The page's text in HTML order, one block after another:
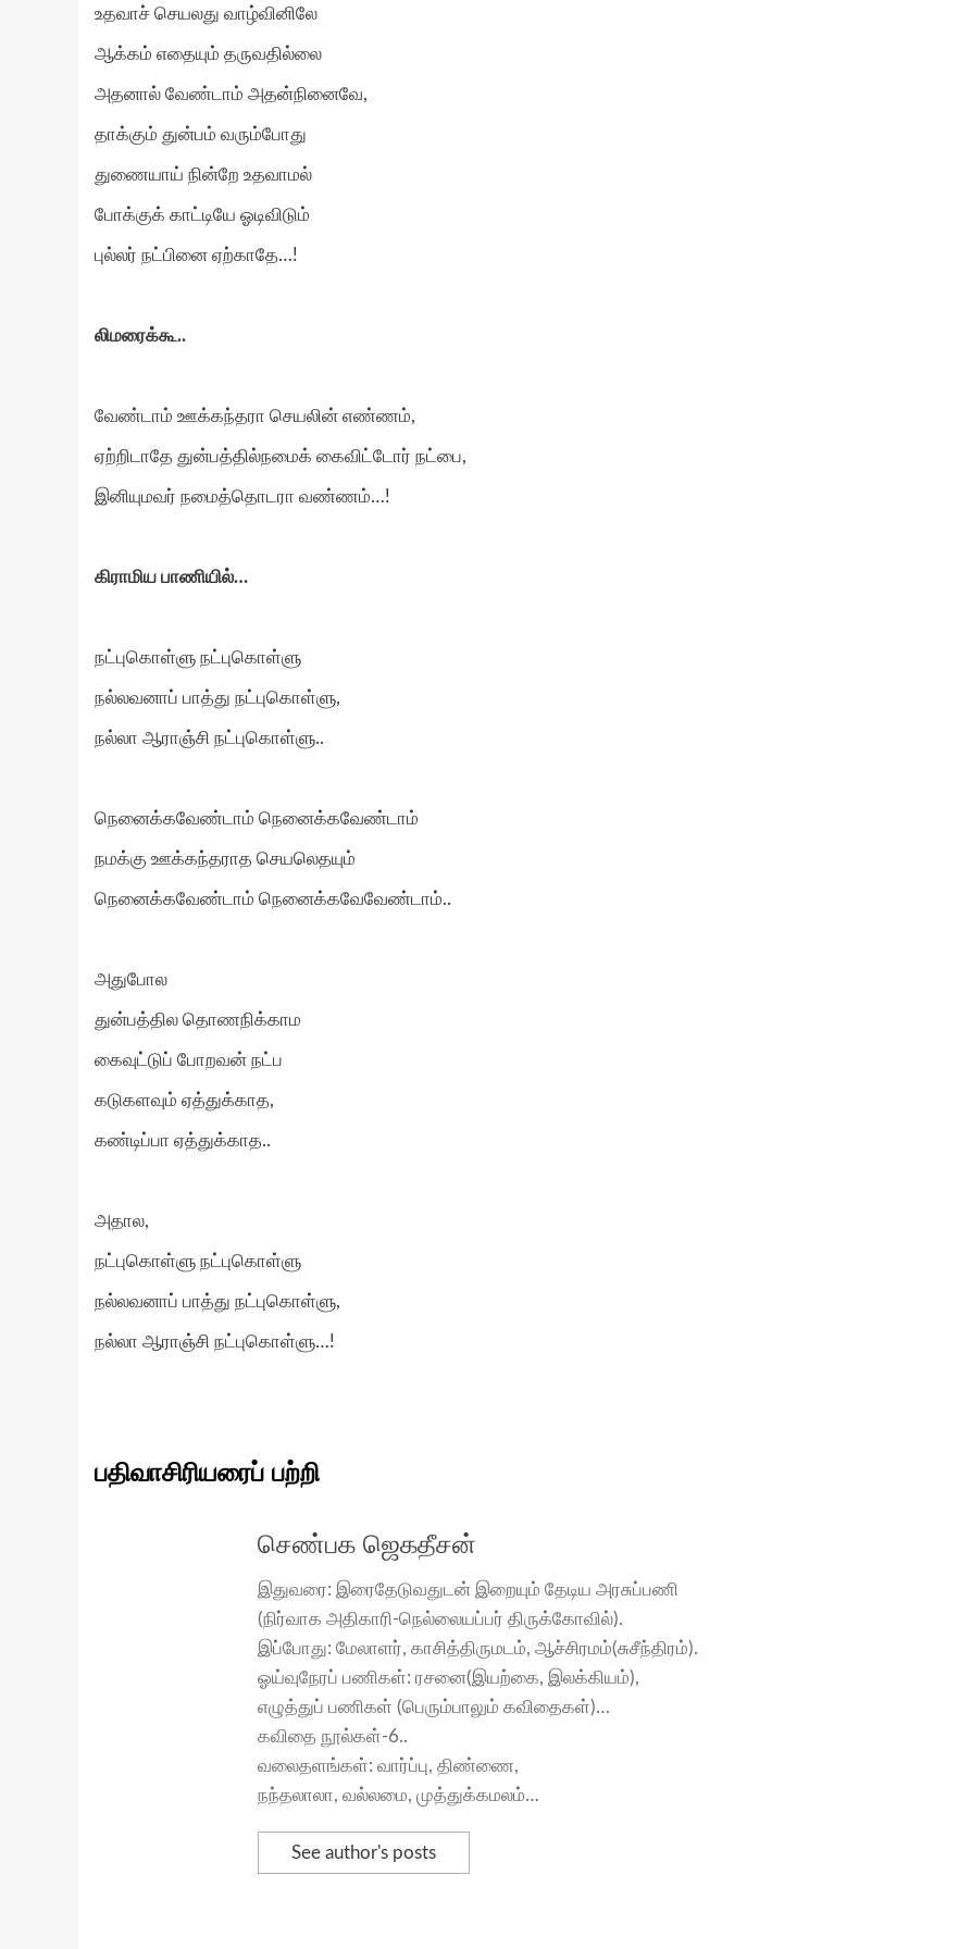
உதவாச் செயலது வாழ்வினிலே
ஆக்கம் எதையும் தருவதில்லை
அதனால் வேண்டாம் அதன்நினைவே,
தாக்கும் துன்பம் வரும்போது
துணையாய் நின்றே உதவாமல்
போக்குக் காட்டியே ஓடிவிடும்
புல்லர் நட்பினை ஏற்காதே…!
லிமரைக்கூ..
வேண்டாம் ஊக்கந்தரா செயலின் எண்ணம்,
ஏற்றிடாதே துன்பத்தில்நமைக் கைவிட்டோர் நட்பை,
இனியுமவர் நமைத்தொடரா வண்ணம்…!
கிராமிய பாணியில்…
நட்புகொள்ளு நட்புகொள்ளு
நல்லவனாப் பாத்து நட்புகொள்ளு,
நல்லா ஆராஞ்சி நட்புகொள்ளு..
நெனைக்கவேண்டாம் நெனைக்கவேண்டாம்
நமக்கு ஊக்கந்தராத செயலெதயும்
நெனைக்கவேண்டாம் நெனைக்கவேவேண்டாம்..
அதுபோல
துன்பத்தில தொணநிக்காம
கைவுட்டுப் போறவன் நட்ப
கடுகளவும் ஏத்துக்காத,
கண்டிப்பா ஏத்துக்காத..
அதால,
நட்புகொள்ளு நட்புகொள்ளு
நல்லவனாப் பாத்து நட்புகொள்ளு,
நல்லா ஆராஞ்சி நட்புகொள்ளு…!
பதிவாசிரியரைப் பற்றி
செண்பக ஜெகதீசன்
இதுவரை: இரைதேடுவதுடன் இறையும் தேடிய அரசுப்பணி
(நிர்வாக அதிகாரி-நெல்லையப்பர் திருக்கோவில்).
இப்போது: மேலாளர், காசித்திருமடம், ஆச்சிரமம்(சுசீந்திரம்).
ஓய்வுநேரப் பணிகள்: ரசனை(இயற்கை, இலக்கியம்),
எழுத்துப் பணிகள் (பெரும்பாலும் கவிதைகள்)…
கவிதை நூல்கள்-6..
வலைதளங்கள்: வார்ப்பு, திண்ணை,
நந்தலாலா, வல்லமை, முத்துக்கமலம்…
See author's posts